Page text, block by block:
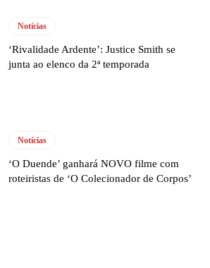
Notícias
‘Rivalidade Ardente’: Justice Smith se
junta ao elenco da 2ª temporada
Notícias
‘O Duende’ ganhará NOVO filme com
roteiristas de ‘O Colecionador de Corpos’